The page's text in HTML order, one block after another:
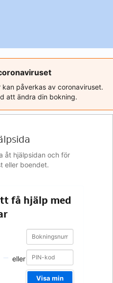
påverkas av coronaviruset.
att ändra din bokning.
åt hjälpsidan och för
eller boendet.
få hjälp med
eller
Bokningsnummer
Bokningsnummer
Visa min